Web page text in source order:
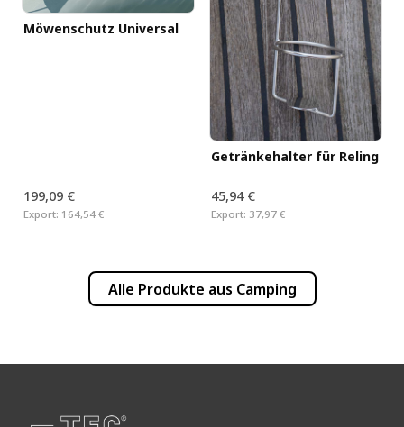
Möwenschutz Universal
199,09 €
Export: 164,54 €
Getränkehalter für Reling
45,94 €
Export: 37,97 €
Alle Produkte aus Camping